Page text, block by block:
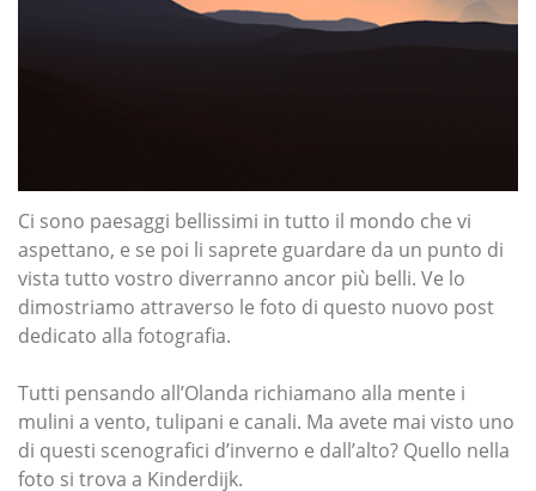
Ci sono paesaggi bellissimi in tutto il mondo che vi
aspettano, e se poi li saprete guardare da un punto di
vista tutto vostro diverranno ancor più belli. Ve lo
dimostriamo attraverso le foto di questo nuovo post
dedicato alla fotografia.
Tutti pensando all’Olanda richiamano alla mente i
mulini a vento, tulipani e canali. Ma avete mai visto uno
di questi scenografici d’inverno e dall’alto? Quello nella
foto si trova a Kinderdijk.